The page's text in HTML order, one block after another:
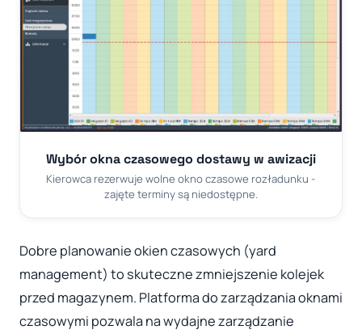
Wybór okna czasowego dostawy w awizacji
Kierowca rezerwuje wolne okno czasowe rozładunku -
zajęte terminy są niedostępne.
Dobre planowanie okien czasowych (yard
management) to skuteczne zmniejszenie kolejek
przed magazynem. Platforma do zarządzania oknami
czasowymi pozwala na wydajne zarządzanie